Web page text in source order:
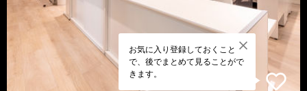
お気に入り登録しておくこと
で、後でまとめて見ることがで
きます。